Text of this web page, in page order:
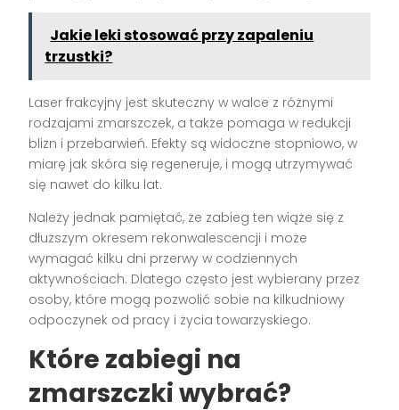
Jakie leki stosować przy zapaleniu
trzustki?
Laser frakcyjny jest skuteczny w walce z różnymi
rodzajami zmarszczek, a także pomaga w redukcji
blizn i przebarwień. Efekty są widoczne stopniowo, w
miarę jak skóra się regeneruje, i mogą utrzymywać
się nawet do kilku lat.
Należy jednak pamiętać, że zabieg ten wiąże się z
dłuższym okresem rekonwalescencji i może
wymagać kilku dni przerwy w codziennych
aktywnościach. Dlatego często jest wybierany przez
osoby, które mogą pozwolić sobie na kilkudniowy
odpoczynek od pracy i życia towarzyskiego.
Które zabiegi na
zmarszczki wybrać?